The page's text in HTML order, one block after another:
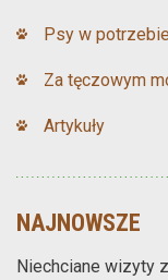
Psy w potrzebie
Za tęczowym
Artykuły
NAJNOWSZE
Niechciane wizyty